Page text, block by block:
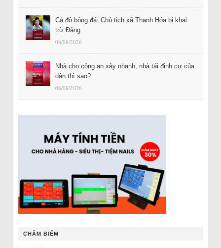
Cá độ bóng đá: Chủ tịch xã Thanh Hóa bị khai
trừ Đảng
08/08/2026
Nhà cho công an xây nhanh, nhà tái định cư của
dân thì sao?
08/08/2026
CHÂM BIẾM